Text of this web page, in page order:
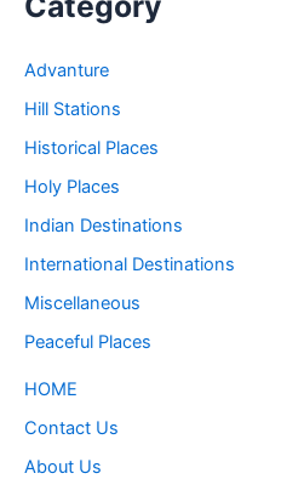
Advanture
Hill Stations
Historical Places
Holy Places
Indian Destinations
International Destinations
Miscellaneous
Peaceful Places
HOME
Contact Us
About Us